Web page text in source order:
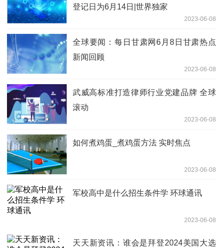
登记日为6月14日|世界独家
2023-06-08
全球要闻：每日甘肃网6月8日甘肃热点
新闻回顾
2023-06-08
武威高标准打造律师行业党建品牌 全球
滚动
2023-06-08
如何煮鸡蛋_煮鸡蛋方法 实时焦点
2023-06-08
军校高中是什么招生条件学 环球通讯
2023-06-08
天天新资讯：谁会是拜登2024美国大选